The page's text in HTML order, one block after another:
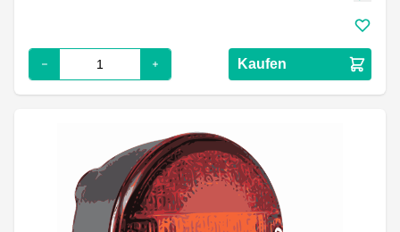
Kaufen